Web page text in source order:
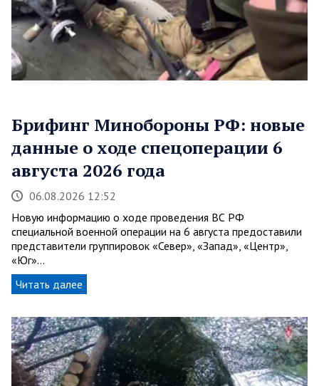
Брифинг Минобороны РФ: новые
данные о ходе спецоперации 6
августа 2026 года
06.08.2026 12:52
Новую информацию о ходе проведения ВС РФ
специальной военной операции на 6 августа предоставили
представители группировок «Север», «Запад», «Центр»,
«Юг»…
Читать далее